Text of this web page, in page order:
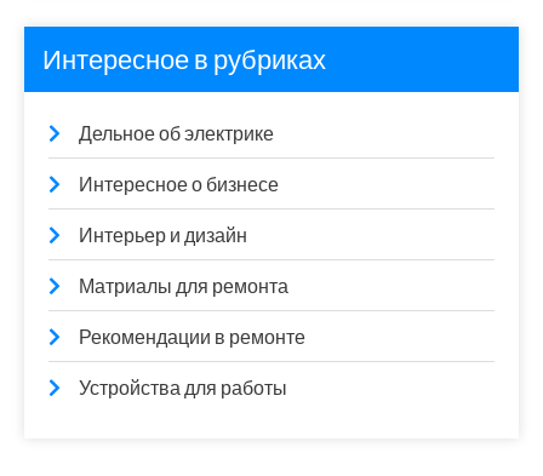
Интересное в рубриках
Дельное об электрике
Интересное о бизнесе
Интерьер и дизайн
Матриалы для ремонта
Рекомендации в ремонте
Устройства для работы